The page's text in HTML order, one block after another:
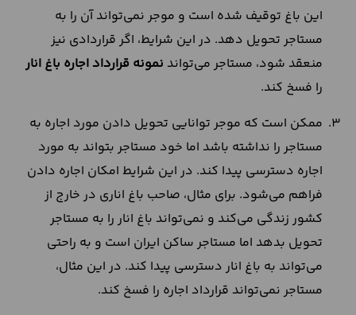
این باغ توقیف شده است و موجر نمی‌تواند آن را به
مستاجر تحویل دهد. در این شرایط، اگر قراردادی نیز
منعقد شود، مستاجر می‌تواند نمونه قرارداد اجاره باغ انار
را فسخ کند.
ممکن است که موجر توانایی تحویل دادن مورد اجاره به
مستاجر را نداشته باشد اما خود مستاجر بتواند به مورد
اجاره دسترسی پیدا کند. در این شرایط امکان اجاره دادن
فراهم می‌شود. برای مثال، صاحب باغ اناری در خارج از
کشور زندگی می‌کند و نمی‌تواند باغ انار را به مستاجر
تحویل بدهد اما مستاجر ساکن ایران است و به راحتی
می‌تواند به باغ انار دسترسی پیدا کند. در این مثال،
مستاجر نمی‌تواند قرارداد اجاره را فسخ کند.